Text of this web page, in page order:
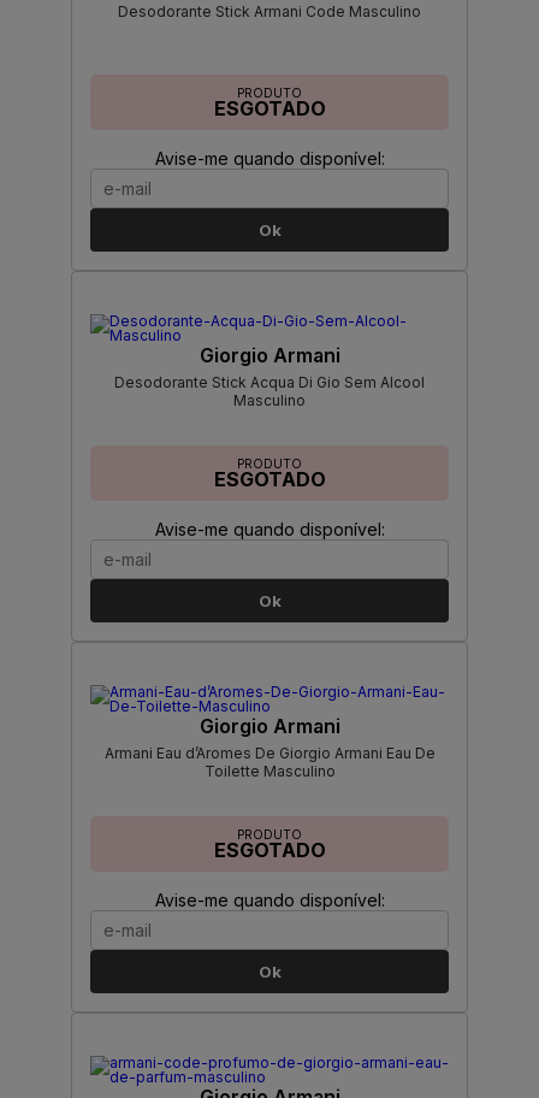
Desodorante Stick Armani Code Masculino
PRODUTO
ESGOTADO
Avise-me quando disponível:
Ok
Giorgio Armani
Desodorante Stick Acqua Di Gio Sem Alcool
Masculino
PRODUTO
ESGOTADO
Avise-me quando disponível:
Ok
Giorgio Armani
Armani Eau d’Aromes De Giorgio Armani Eau De
Toilette Masculino
PRODUTO
ESGOTADO
Avise-me quando disponível:
Ok